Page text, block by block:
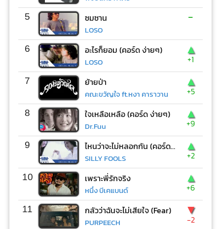
5 ซมซาน
LOSO
-
6 อะไรก็ยอม (คอร์ด ง่ายๆ)
LOSO
▲
+1
7 ย้ายป่า
คณะขวัญใจ ft.หงา คาราวาน
▲
+5
8 ใจเหลือเหลือ (คอร์ด ง่ายๆ)
Dr.Fuu
▲
+9
9 ไหนว่าจะไม่หลอกกัน (คอร์ด ง่ายๆ)
SILLY FOOLS
▲
+2
10 เพราะพี่รักจริง
หนึ่ง บีเคแบนด์
▲
+6
11 กลัวว่าฉันจะไม่เสียใจ (Fear)
PURPEECH
▼
-2